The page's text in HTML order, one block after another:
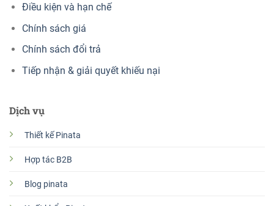
Điều kiện và hạn chế
Chính sách giá
Chính sách đổi trả
Tiếp nhận & giải quyết khiếu nại
Dịch vụ
Thiết kế Pinata
Hợp tác B2B
Blog pinata